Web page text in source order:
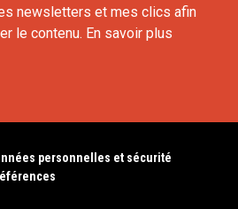
newsletters et mes clics afin
le contenu. En savoir plus
personnelles et sécurité